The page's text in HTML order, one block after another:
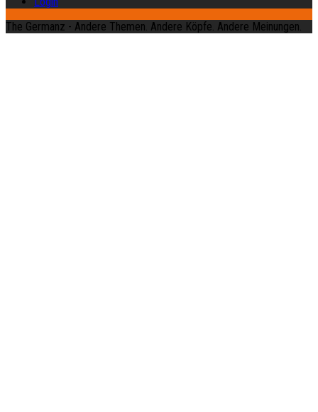
The Germanz - Andere Themen. Andere Köpfe. Andere Meinungen.